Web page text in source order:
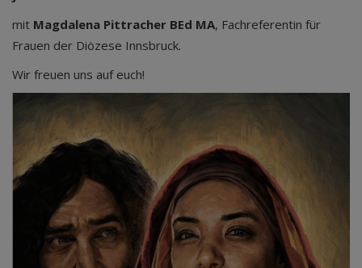
mit Magdalena Pittracher BEd MA, Fachreferentin für
Frauen der Diözese Innsbruck.
Wir freuen uns auf euch!